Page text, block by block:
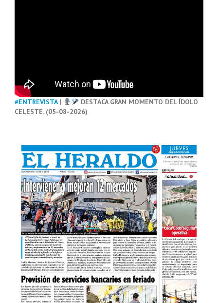
#ENTREVISTA|
DESTACA GRAN MOMENTO DEL ÍDOLO
CELESTE. (05-08-2026)